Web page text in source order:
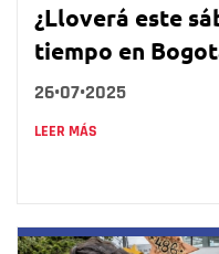
¿Lloverá este
tiempo en
26•07•2025
LEER MÁS